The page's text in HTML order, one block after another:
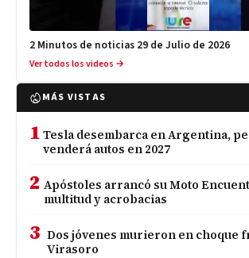
2 Minutos de noticias 29 de Julio de 2026
Ver todos los videos →
MÁS VISTAS
1 Tesla desembarca en Argentina,
venderá autos en 2027
2 Apóstoles arrancó su Moto
multitud y acrobacias
3 Dos jóvenes murieron en choque
Virasoro